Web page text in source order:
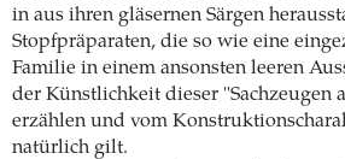
in aus ihren gläsernen Särgen
Stopfpräparaten, die so wie eine
Familie in einem ansonsten leeren
der Künstlichkeit dieser "Sachzeugen
erzählen und vom
natürlich gilt.